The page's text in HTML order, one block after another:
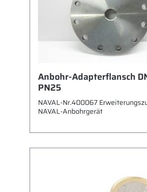
Anbohr-Adapterflansch
PN25
NAVAL-Nr.400067
NAVAL-Anbohrgerät